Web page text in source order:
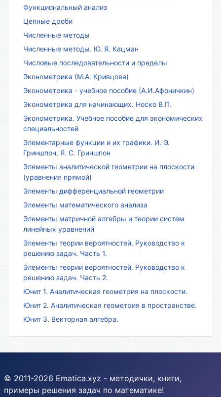
Функциональный анализ
Цепные дроби
Численные методы
Численные методы. Ю. Я. Кацман
Числовые последовательности и пределы
Эконометрика (М.А. Кривцова)
Эконометрика - учебное пособие (А.И.Афоничкин)
Эконометрика для начинающих. Носко В.П.
Эконометрика. Учебное пособие для экономических
специальностей
Элементарные функции и их графики. И. Э.
Гриншпон, Я. С. Гриншпон
Элементы аналитической геометрии на плоскости
(уравнения прямой)
Элементы дифференциальной геометрии
Элементы математического анализа
Элементы матричной алгебры и теории систем
линейных уравнений
Элементы теории вероятностей. Руководство к
решению задач. Часть 1.
Элементы теории вероятностей. Руководство к
решению задач. Часть 2.
Юнит 1. Аналитическая геометрия на плоскости.
Юнит 2. Аналитическая геометрия в пространстве.
Юнит 3. Векторная алгебра.
© 2011-2026 Ematica.xyz - методички, книги,
примеры решения задач по математике!